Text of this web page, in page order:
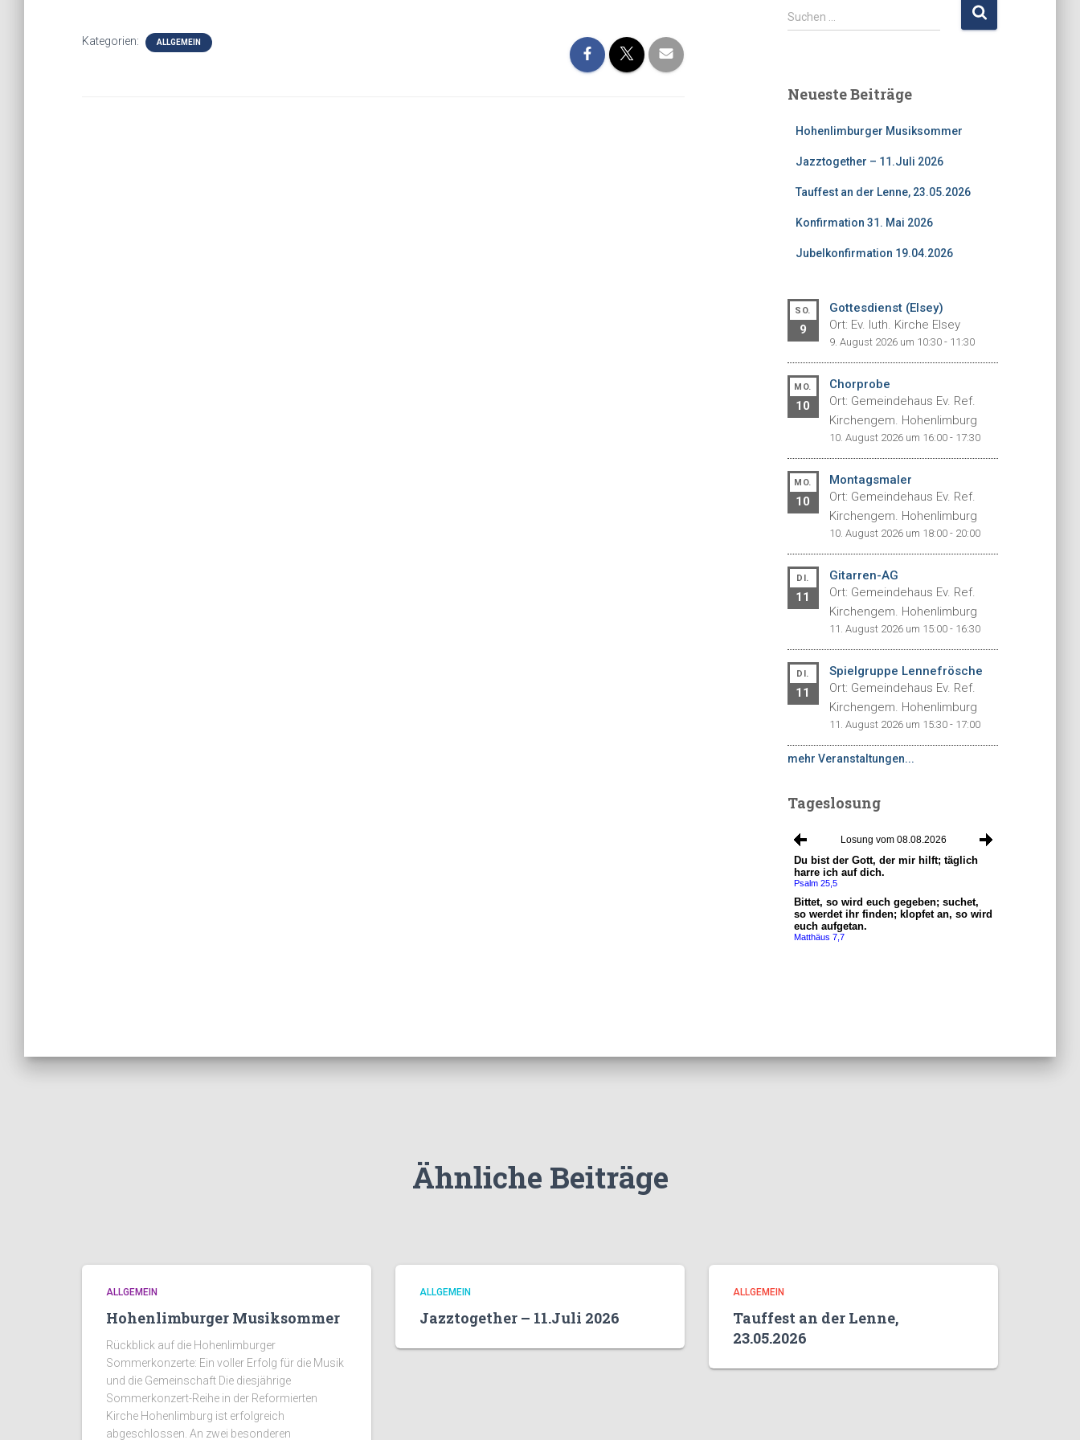
Kategorien: ALLGEMEIN
S
u
n
Suchen …
Neueste Beiträge
Hohenlimburger Musiksommer
Jazztogether – 11.Juli 2026
Tauffest an der Lenne, 23.05.2026
Konfirmation 31. Mai 2026
Jubelkonfirmation 19.04.2026
SO.
9
Gottesdienst (Elsey)
Ort: Ev. luth. Kirche Elsey
9. August 2026 um 10:30 - 11:30
MO.
10
Chorprobe
Ort: Gemeindehaus Ev. Ref.
Kirchengem. Hohenlimburg
10. August 2026 um 16:00 - 17:30
MO.
10
Montagsmaler
Ort: Gemeindehaus Ev. Ref.
Kirchengem. Hohenlimburg
10. August 2026 um 18:00 - 20:00
DI.
11
Gitarren-AG
Ort: Gemeindehaus Ev. Ref.
Kirchengem. Hohenlimburg
11. August 2026 um 15:00 - 16:30
DI.
11
Spielgruppe Lennefrösche
Ort: Gemeindehaus Ev. Ref.
Kirchengem. Hohenlimburg
11. August 2026 um 15:30 - 17:00
mehr Veranstaltungen...
Tageslosung
Ähnliche Beiträge
ALLGEMEIN
Hohenlimburger Musiksommer
Rückblick auf die Hohenlimburger
Sommerkonzerte: Ein voller Erfolg für die Musik
und die Gemeinschaft Die diesjährige
Sommerkonzert-Reihe in der Reformierten
Kirche Hohenlimburg ist erfolgreich
abgeschlossen. An zwei besonderen
ALLGEMEIN
Jazztogether – 11.Juli 2026
ALLGEMEIN
Tauffest an der Lenne,
23.05.2026